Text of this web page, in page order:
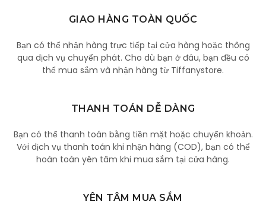
GIAO HÀNG TOÀN QUỐC
Bạn có thể nhận hàng trực tiếp tại cửa hàng hoặc thông
qua dịch vụ chuyển phát. Cho dù bạn ở đâu, bạn đều có
thể mua sắm và nhận hàng từ Tiffanystore.
THANH TOÁN DỄ DÀNG
Bạn có thể thanh toán bằng tiền mặt hoặc chuyển khoản.
Với dịch vụ thanh toán khi nhận hàng (COD), bạn có thể
hoàn toàn yên tâm khi mua sắm tại cửa hàng.
YÊN TÂM MUA SẮM